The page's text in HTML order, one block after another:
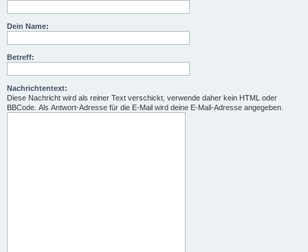
Dein Name:
Betreff:
Nachrichtentext:
Diese Nachricht wird als reiner Text verschickt, verwende daher kein HTML oder
BBCode. Als Antwort-Adresse für die E-Mail wird deine E-Mail-Adresse angegeben.